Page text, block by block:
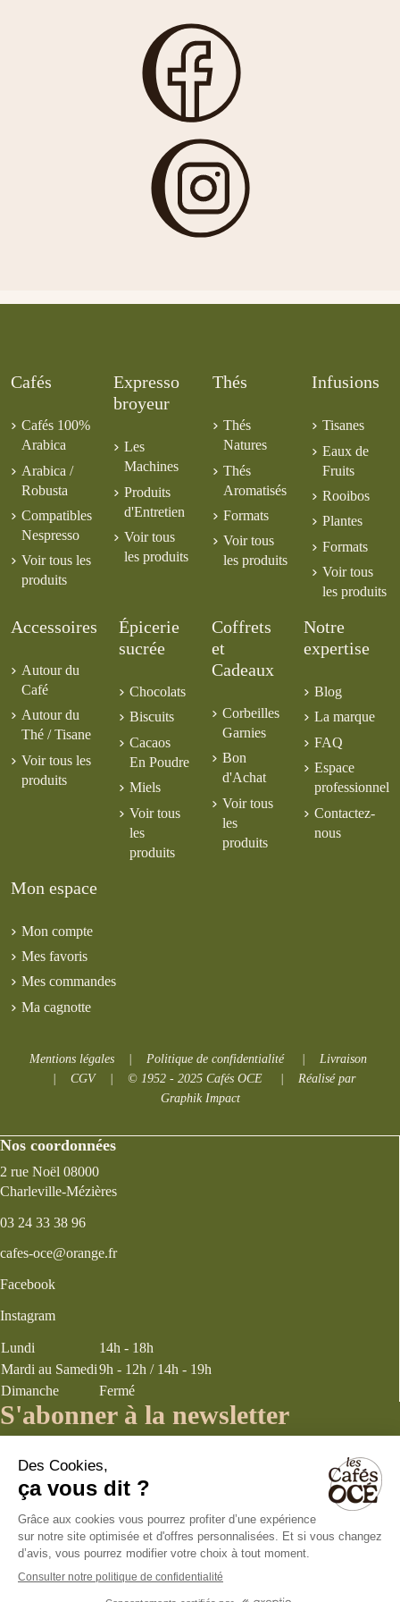
Cafés
Cafés 100%
Arabica
Arabica /
Robusta
Compatibles
Nespresso
Voir tous les
produits
Expresso
broyeur
Les
Machines
Produits
d'Entretien
Voir tous
les produits
Thés
Thés
Natures
Thés
Aromatisés
Formats
Voir tous
les produits
Infusions
Tisanes
Eaux de
Fruits
Rooibos
Plantes
Formats
Voir tous
les produits
Accessoires
Autour du
Café
Autour du
Thé / Tisane
Voir tous les
produits
Épicerie
sucrée
Chocolats
Biscuits
Cacaos
En Poudre
Miels
Voir tous
les
produits
Coffrets
et
Cadeaux
Corbeilles
Garnies
Bon
d'Achat
Voir tous
les
produits
Notre
expertise
Blog
La marque
FAQ
Espace
professionnel
Contactez-
nous
Mon espace
Mon compte
Mes favoris
Mes commandes
Ma cagnotte
Mentions légales Politique de confidentialité| Livraison
CGV| © 1952 - 2025 Cafés OCE| Réalisé par
Graphik Impact
Nos coordonnées
2 rue Noël 08000
Charleville-Mézières
03 24 33 38 96
cafes-oce@orange.fr
Facebook
Instagram
Lundi
14h - 18h
Mardi au Samedi9h - 12h / 14h - 19h
Dimanche
Fermé
S'abonner à la newsletter
J’accepte les
énoncés dans la page politique de
confidentialité concernant la collecte d’informations